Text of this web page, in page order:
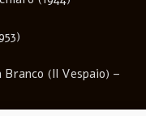
(Il Vespaio) –